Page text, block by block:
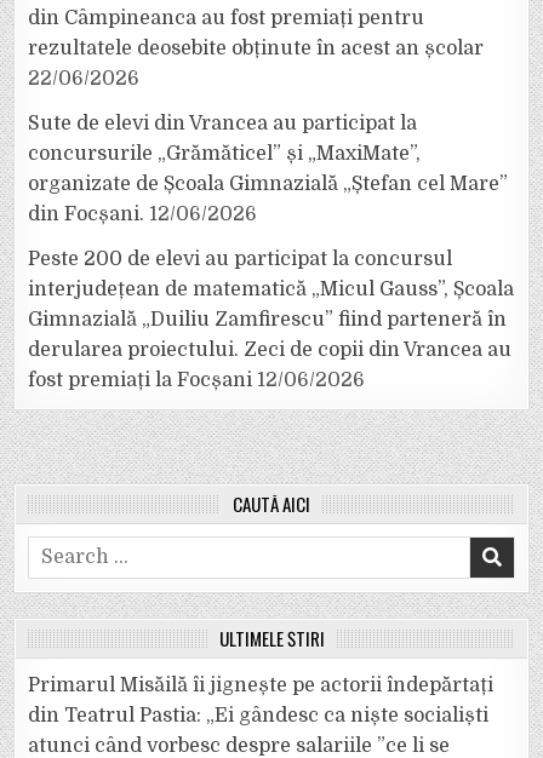
din Câmpineanca au fost premiați pentru
rezultatele deosebite obținute în acest an școlar
22/06/2026
Sute de elevi din Vrancea au participat la
concursurile „Grămăticel” și „MaxiMate”,
organizate de Școala Gimnazială „Ștefan cel Mare”
din Focșani. 12/06/2026
Peste 200 de elevi au participat la concursul
interjudețean de matematică „Micul Gauss”, Școala
Gimnazială „Duiliu Zamfirescu” fiind parteneră în
derularea proiectului. Zeci de copii din Vrancea au
fost premiați la Focșani 12/06/2026
CAUTĂ AICI
Search
for:
ULTIMELE ȘTIRI
Primarul Misăilă îi jignește pe actorii îndepărtați
din Teatrul Pastia: „Ei gândesc ca niște socialiști
atunci când vorbesc despre salariile ”ce li se